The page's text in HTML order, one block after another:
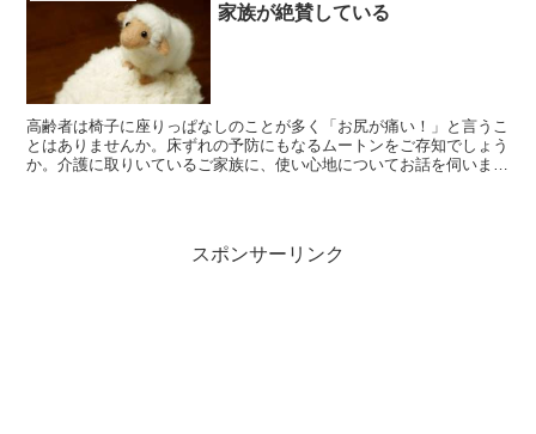
家族が絶賛している
高齢者は椅子に座りっぱなしのことが多く「お尻が痛い！」と言うこ
とはありませんか。床ずれの予防にもなるムートンをご存知でしょう
か。介護に取りいているご家族に、使い心地についてお話を伺いまし
スポンサーリンク